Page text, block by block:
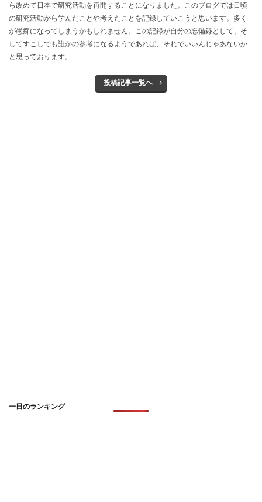
ら改めて日本で研究活動を再開することになりました。このブログでは日頃
の研究活動から学んだことや考えたことを記録していこうと思います。多く
が愚痴になってしまうかもしれません。この記録が自分の忘備録として、そ
してすこしでも誰かの参考になるようであれば、それでいいんじゃあないか
と思っております。
投稿記事一覧へ
一日のランキング